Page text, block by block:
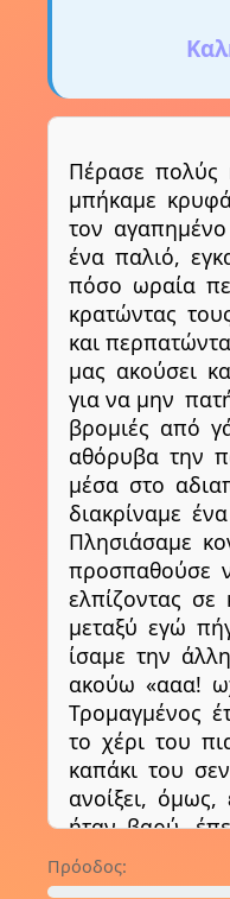
Πέρασε πολύς
μπήκαμε
τον αγαπημένο
ένα παλιό,
πόσο ωραία
κρατώντας
και
μας ακούσει
για να μην
βρομιές από
αθόρυβα την
μέσα στο
διακρίναμε ένα
Πλησιάσαμε
προσπαθούσε
ελπίζοντας σε
μεταξύ εγώ
ίσαμε την άλλη
ακούω «ααα!
Τρομαγμένος
το χέρι του
καπάκι του
ανοίξει, όμως,
ήταν βαρύ,
το
ανασηκώσουμε
Πρόοδος: